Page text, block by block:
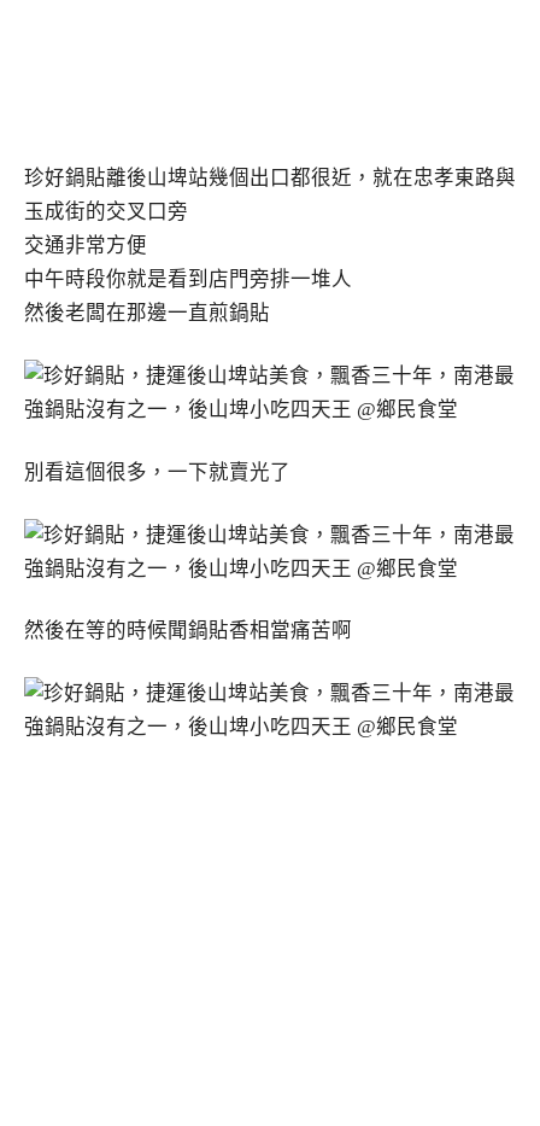
珍好鍋貼離後山埤站幾個出口都很近，就在忠孝東路與
玉成街的交叉口旁
交通非常方便
中午時段你就是看到店門旁排一堆人
然後老闆在那邊一直煎鍋貼
別看這個很多，一下就賣光了
然後在等的時候聞鍋貼香相當痛苦啊